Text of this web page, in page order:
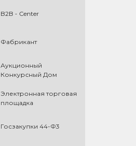
B2B - Center
Фабрикант
Аукционный
Конкурсный Дом
Электронная торговая
площадка
Госзакупки 44-Ф3